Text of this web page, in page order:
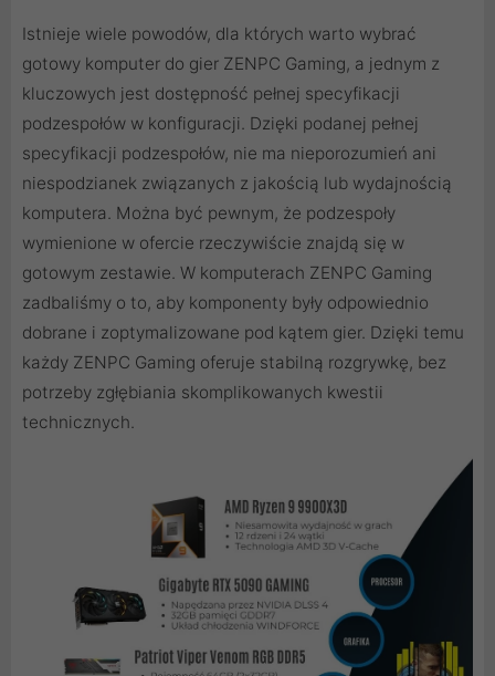
Istnieje wiele powodów, dla których warto wybrać
gotowy komputer do gier ZENPC Gaming, a jednym z
kluczowych jest dostępność pełnej specyfikacji
podzespołów w konfiguracji. Dzięki podanej pełnej
specyfikacji podzespołów, nie ma nieporozumień ani
niespodzianek związanych z jakością lub wydajnością
komputera. Można być pewnym, że podzespoły
wymienione w ofercie rzeczywiście znajdą się w
gotowym zestawie. W komputerach ZENPC Gaming
zadbaliśmy o to, aby komponenty były odpowiednio
dobrane i zoptymalizowane pod kątem gier. Dzięki temu
każdy ZENPC Gaming oferuje stabilną rozgrywkę, bez
potrzeby zgłębiania skomplikowanych kwestii
technicznych.